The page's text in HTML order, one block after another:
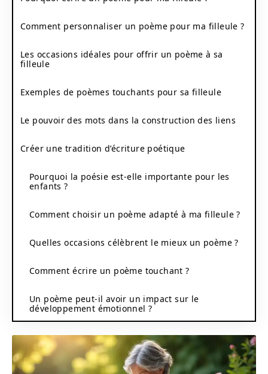
Comment personnaliser un poème pour ma filleule ?
Les occasions idéales pour offrir un poème à sa
filleule
Exemples de poèmes touchants pour sa filleule
Le pouvoir des mots dans la construction des liens
Créer une tradition d’écriture poétique
Pourquoi la poésie est-elle importante pour les
enfants ?
Comment choisir un poème adapté à ma filleule ?
Quelles occasions célèbrent le mieux un poème ?
Comment écrire un poème touchant ?
Un poème peut-il avoir un impact sur le
développement émotionnel ?